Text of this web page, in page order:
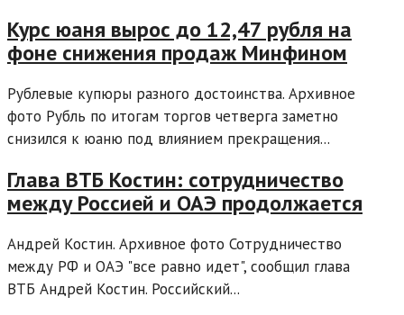
Курс юаня вырос до 12,47 рубля на
фоне снижения продаж Минфином
Рублевые купюры разного достоинства. Архивное
фото Рубль по итогам торгов четверга заметно
снизился к юаню под влиянием прекращения...
Глава ВТБ Костин: сотрудничество
между Россией и ОАЭ продолжается
Андрей Костин. Архивное фото Сотрудничество
между РФ и ОАЭ "все равно идет", сообщил глава
ВТБ Андрей Костин. Российский...